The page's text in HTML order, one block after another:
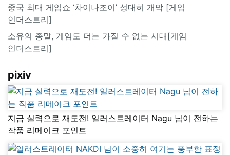
중국 최대 게임쇼 ‘차이나조이’ 성대히 개막 [게임
인더스트리]
소유의 종말, 게임도 더는 가질 수 없는 시대[게임
인더스트리]
pixiv
지금 실력으로 재도전! 일러스트레이터 Nagu 님이 전하는
작품 리메이크 포인트